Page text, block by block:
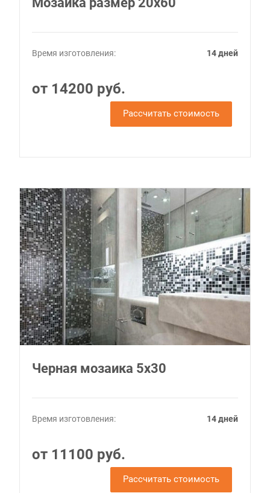
Время изготовления: 14 дней
от 14200 руб.
Рассчитать стоимость
Черная мозаика 5х30
Время изготовления: 14 дней
от 11100 руб.
Рассчитать стоимость